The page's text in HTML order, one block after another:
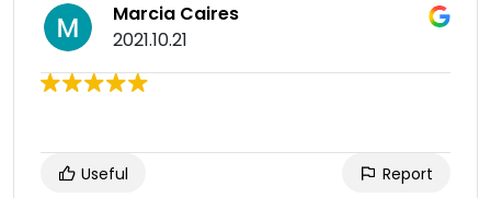
Marcia Caires
2021.10.21
Useful Report